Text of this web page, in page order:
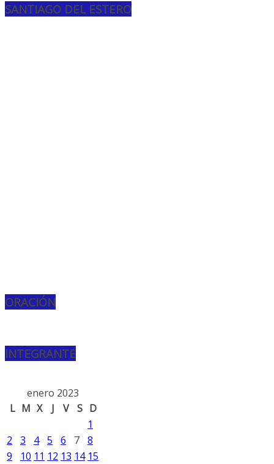
SANTIAGO DEL ESTERO
ORACIÓN
INTEGRANTE
enero 2023
L M X J V S D
1
2
3 4 5 6 7 8
9
10 11 12 13 14 15